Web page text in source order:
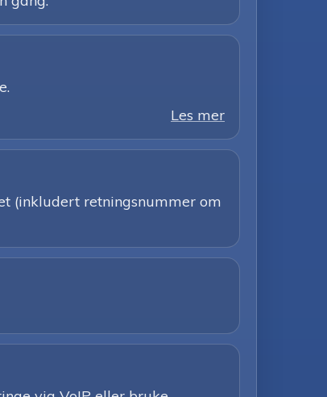
Les mer
(inkludert retningsnummer om